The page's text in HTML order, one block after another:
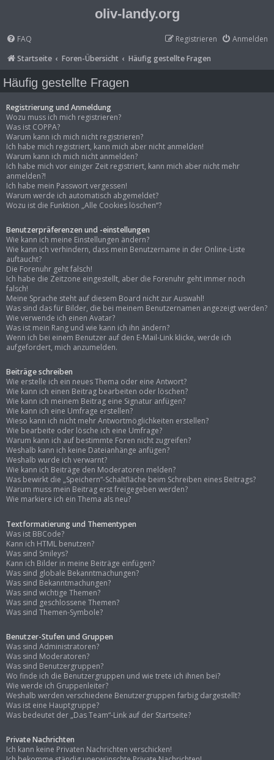
oliv-landy.org
FAQ Anmelden
Registrieren
Startseite
Foren-Übersicht Häufig gestellte Fragen
Häufig gestellte Fragen
Registrierung und Anmeldung
Wozu muss ich mich registrieren?
Was ist COPPA?
Warum kann ich mich nicht registrieren?
Ich habe mich registriert, kann mich aber nicht anmelden!
Warum kann ich mich nicht anmelden?
Ich habe mich vor einiger Zeit registriert, kann mich aber nicht mehr
anmelden?!
Ich habe mein Passwort vergessen!
Warum werde ich automatisch abgemeldet?
Wozu ist die Funktion „Alle Cookies löschen“?
Benutzerpräferenzen und -einstellungen
Wie kann ich meine Einstellungen ändern?
Wie kann ich verhindern, dass mein Benutzername in der Online-Liste
auftaucht?
Die Forenuhr geht falsch!
Ich habe die Zeitzone eingestellt, aber die Forenuhr geht immer noch
falsch!
Meine Sprache steht auf diesem Board nicht zur Auswahl!
Was sind das für Bilder, die bei meinem Benutzernamen angezeigt werden?
Wie verwende ich einen Avatar?
Was ist mein Rang und wie kann ich ihn ändern?
Wenn ich bei einem Benutzer auf den E-Mail-Link klicke, werde ich
aufgefordert, mich anzumelden.
Beiträge schreiben
Wie erstelle ich ein neues Thema oder eine Antwort?
Wie kann ich einen Beitrag bearbeiten oder löschen?
Wie kann ich meinem Beitrag eine Signatur anfügen?
Wie kann ich eine Umfrage erstellen?
Wieso kann ich nicht mehr Antwortmöglichkeiten erstellen?
Wie bearbeite oder lösche ich eine Umfrage?
Warum kann ich auf bestimmte Foren nicht zugreifen?
Weshalb kann ich keine Dateianhänge anfügen?
Weshalb wurde ich verwarnt?
Wie kann ich Beiträge den Moderatoren melden?
Was bewirkt die „Speichern“-Schaltfläche beim Schreiben eines Beitrags?
Warum muss mein Beitrag erst freigegeben werden?
Wie markiere ich ein Thema als neu?
Textformatierung und Thementypen
Was ist BBCode?
Kann ich HTML benutzen?
Was sind Smileys?
Kann ich Bilder in meine Beiträge einfügen?
Was sind globale Bekanntmachungen?
Was sind Bekanntmachungen?
Was sind wichtige Themen?
Was sind geschlossene Themen?
Was sind Themen-Symbole?
Benutzer-Stufen und Gruppen
Was sind Administratoren?
Was sind Moderatoren?
Was sind Benutzergruppen?
Wo finde ich die Benutzergruppen und wie trete ich ihnen bei?
Wie werde ich Gruppenleiter?
Weshalb werden verschiedene Benutzergruppen farbig dargestellt?
Was ist eine Hauptgruppe?
Was bedeutet der „Das Team“-Link auf der Startseite?
Private Nachrichten
Ich kann keine Privaten Nachrichten verschicken!